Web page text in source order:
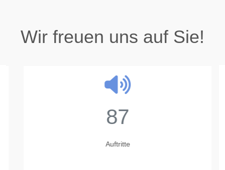
Wir freuen uns auf Sie!
87
Auftritte